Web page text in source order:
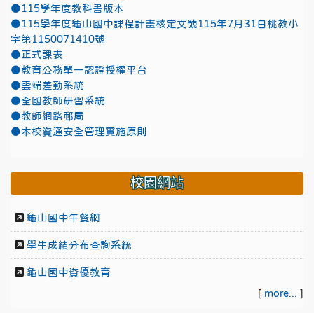
●115學年度教科書版本
●115學年度龜山國中課程計畫核定文號115年7月31日桃教小
字第1150071410號
●正式課表
●教育公務單一認證授權平台
●雲端差勤系統
●全國教師研習系統
●教師網路郵局
●本校資通安全管理實施原則
校園網站
龜山國中午餐網
學生成績分布查詢系統
龜山國中資優教育
[ more... ]